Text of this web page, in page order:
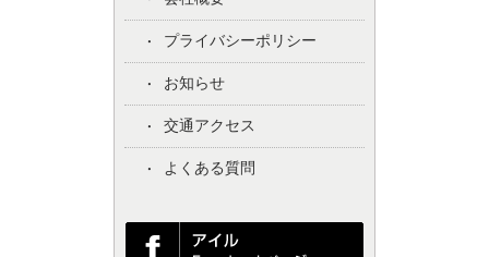
プライバシーポリシー
お知らせ
交通アクセス
よくある質問